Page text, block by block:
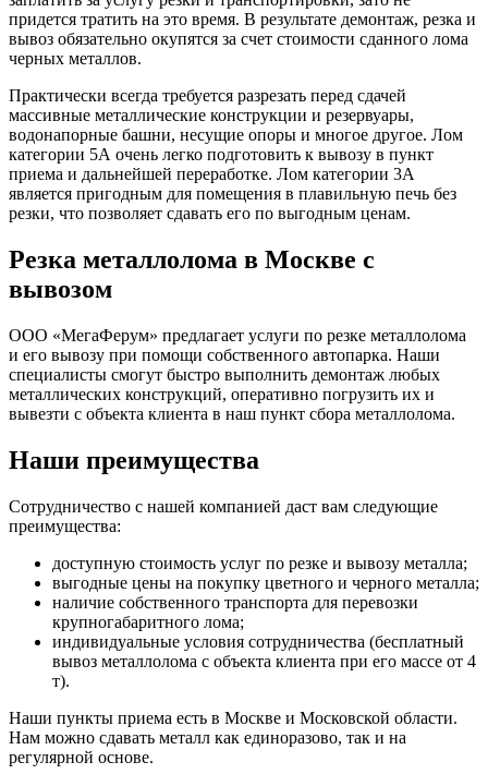
придется тратить на это время. В результате демонтаж, резка и
вывоз обязательно окупятся за счет стоимости сданного лома
черных металлов.
Практически всегда требуется разрезать перед сдачей
массивные металлические конструкции и резервуары,
водонапорные башни, несущие опоры и многое другое. Лом
категории 5А очень легко подготовить к вывозу в пункт
приема и дальнейшей переработке. Лом категории 3А
является пригодным для помещения в плавильную печь без
резки, что позволяет сдавать его по выгодным ценам.
Резка металлолома в Москве с
вывозом
ООО «МегаФерум» предлагает услуги по резке металлолома
и его вывозу при помощи собственного автопарка. Наши
специалисты смогут быстро выполнить демонтаж любых
металлических конструкций, оперативно погрузить их и
вывезти с объекта клиента в наш пункт сбора металлолома.
Наши преимущества
Сотрудничество с нашей компанией даст вам следующие
преимущества:
доступную стоимость услуг по резке и вывозу металла;
выгодные цены на покупку цветного и черного металла;
наличие собственного транспорта для перевозки
крупногабаритного лома;
индивидуальные условия сотрудничества (бесплатный
вывоз металлолома с объекта клиента при его массе от 4
т).
Наши пункты приема есть в Москве и Московской области.
Нам можно сдавать металл как единоразово, так и на
регулярной основе.